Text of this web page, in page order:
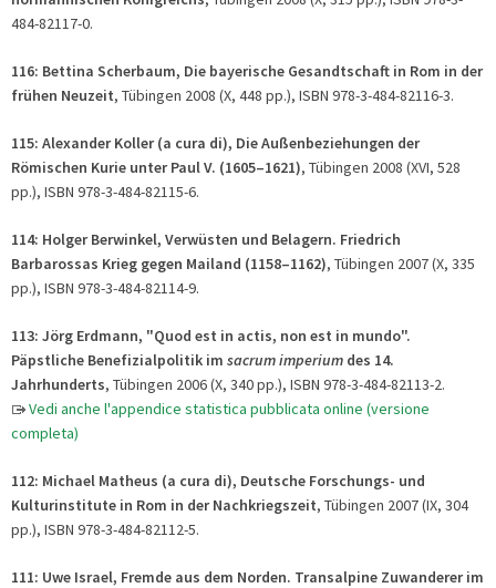
484-82117-0.
116: Bettina Scherbaum, Die bayerische Gesandtschaft in Rom in der
frühen Neuzeit, Tübingen 2008 (X, 448 pp.), ISBN 978-3-484-82116-3.
115: Alexander Koller (a cura di), Die Außenbeziehungen der
Römischen Kurie unter Paul V. (1605–1621), Tübingen 2008 (XVI, 528
pp.), ISBN 978-3-484-82115-6.
114: Holger Berwinkel, Verwüsten und Belagern. Friedrich
Barbarossas Krieg gegen Mailand (1158–1162), Tübingen 2007 (X, 335
pp.), ISBN 978-3-484-82114-9.
113: Jörg Erdmann, "Quod est in actis, non est in mundo".
Päpstliche Benefizialpolitik im sacrum imperium des 14.
Jahrhunderts, Tübingen 2006 (X, 340 pp.), ISBN 978-3-484-82113-2.
Vedi anche l'appendice statistica pubblicata online (versione
completa)
112: Michael Matheus (a cura di), Deutsche Forschungs- und
Kulturinstitute in Rom in der Nachkriegszeit, Tübingen 2007 (IX, 304
pp.), ISBN 978-3-484-82112-5.
111: Uwe Israel, Fremde aus dem Norden. Transalpine Zuwanderer im